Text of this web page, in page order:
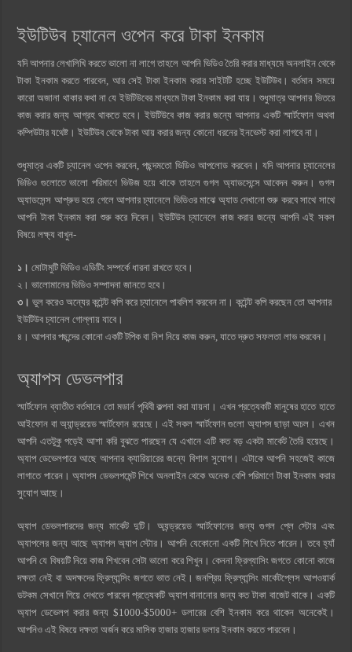
ইউটিউব চ্যানেল ওপেন করে টাকা ইনকাম
যদি আপনার লেখালিখি করতে ভালো না লাগে তাহলে আপনি ভিডিও তৈরি করার মাধ্যমে অনলাইন থেকে
টাকা ইনকাম করতে পারবেন, আর সেই টাকা ইনকাম করার সাইটটি হচ্ছে ইউটিউব। বর্তমান সময়ে
কারো অজানা থাকার কথা না যে ইউটিউবের মাধ্যমে টাকা ইনকাম করা যায়। শুধুমাত্র আপনার ভিতরে
কাজ করার জন্য আগ্রহ থাকতে হবে। ইউটিউবে কাজ করার জন্যে আপনার একটি স্মার্টফোন অথবা
কম্পিউটার যথেষ্ট। ইউটিউব থেকে টাকা আয় করার জন্য কোনো ধরনের ইনভেস্ট করা লাগবে না।
শুধুমাত্র একটি চ্যানেল ওপেন করবেন, পছন্দমতো ভিডিও আপলোড করবেন। যদি আপনার চ্যানেলের
ভিডিও গুলোতে ভালো পরিমাণে ভিউজ হয়ে থাকে তাহলে গুগল অ্যাডসেন্সে আবেদন করুন। গুগল
অ্যাডসেন্স আপ্রুভ হয়ে গেলে আপনার চ্যানেলে ভিডিওর মাঝে অ্যাড দেখানো শুরু করবে সাথে সাথে
আপনি টাকা ইনকাম করা শুরু করে দিবেন। ইউটিউব চ্যানেলে কাজ করার জন্যে আপনি এই সকল
বিষয়ে লক্ষ্য বাখুন-
১।মোটামুটি ভিডিও এডিটিং সম্পর্কে ধারনা রাখতে হবে।
২। ভালোমানের ভিডিও সম্পাদনা জানতে হবে।
৩। ভুল করেও অন্যের কন্টেন্ট কপি করে চ্যানেলে পাবলিশ করবেন না। কন্টেন্ট কপি করছেন তো আপনার
ইউটিউব চ্যানেল গোল্লায় যাবে।
৪। আপনার পছন্দের কোনো একটি টপিক বা নিশ নিয়ে কাজ করুন, যাতে দ্রুত সফলতা লাভ করবেন।
অ্যাপস ডেভলপার
স্মার্টফোন ব্যাতীত বর্তমানে তো মডার্ন পৃথিবী কল্পনা করা যায়না। এখন প্রত্যেকটি মানুষের হাতে হাতে
আইফোন বা অ্যান্ড্রয়েড স্মার্টফোন রয়েছে। এই সকল স্মার্টফোন গুলো অ্যাপস ছাড়া অচল। এখন
আপনি এতটুকু পড়েই আশা করি বুঝতে পারছেন যে এখানে এটি কত বড় একটা মার্কেট তৈরি হয়েছে।
অ্যাপ ডেভেলপারে আছে আপনার ক্যারিয়ারের জন্যে বিশাল সুযোগ। এটাকে আপনি সহজেই কাজে
লাগাতে পারেন। অ্যাপস ডেভলপমেন্ট শিখে অনলাইন থেকে অনেক বেশি পরিমাণে টাকা ইনকাম করার
সুযোগ আছে।
অ্যাপ ডেভলপারদের জন্য মার্কেট দুটি। অ্যন্ড্রয়েড স্মার্টফোনের জন্য গুগল প্লে স্টোর এবং
অ্যাপলের জন্য আছে অ্যাপল অ্যাপ স্টোর। আপনি যেকোনো একটি শিখে নিতে পারেন। তবে হ্যাঁ
আপনি যে বিষয়টি নিয়ে কাজ শিখবেন সেটা ভালো করে শিখুন। কেননা ফ্রিল্যাসিং জগতে কোনো কাজে
দক্ষতা নেই বা অদক্ষদের ফ্রিল্যান্সিং জগতে ভাত নেই। জনপ্রিয় ফ্রিল্যান্সিং মার্কেটপ্লেস আপওয়ার্ক
ডটকম সেখানে গিয়ে দেখতে পারবেন প্রত্যেকটি অ্যাপ বানানোর জন্য কত টাকা বাজেট থাকে। একটি
অ্যাপ ডেভেলপ করার জন্য $1000-$5000+ ডলারের বেশি ইনকাম করে থাকেন অনেকেই।
আপনিও এই বিষয়ে দক্ষতা অর্জন করে মাসিক হাজার হাজার ডলার ইনকাম করতে পারবেন।